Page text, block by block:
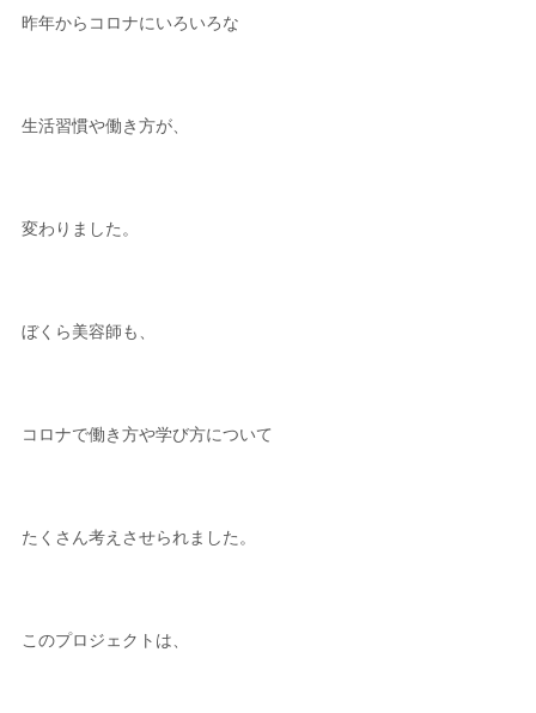
昨年からコロナにいろいろな
生活習慣や働き方が、
変わりました。
ぼくら美容師も、
コロナで働き方や学び方について
たくさん考えさせられました。
このプロジェクトは、